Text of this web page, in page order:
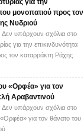
για την
μονοπατιού προς τον
Νυδριού
Δεν υπάρχουν σχόλια στο
για την επικινδυνότητα
τον καταρράκτη Ράχης
«Ορφέα» για τον
Αραβαντινού
Δεν υπάρχουν σχόλια στο
για τον θάνατο του